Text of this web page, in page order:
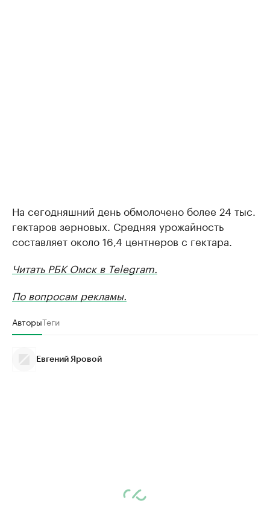
На сегодняшний день обмолочено более 24 тыс.
гектаров зерновых. Средняя урожайность
составляет около 16,4 центнеров с гектара.
Читать РБК Омск в Telegram.
По вопросам рекламы.
АвторыТеги
Евгений Яровой